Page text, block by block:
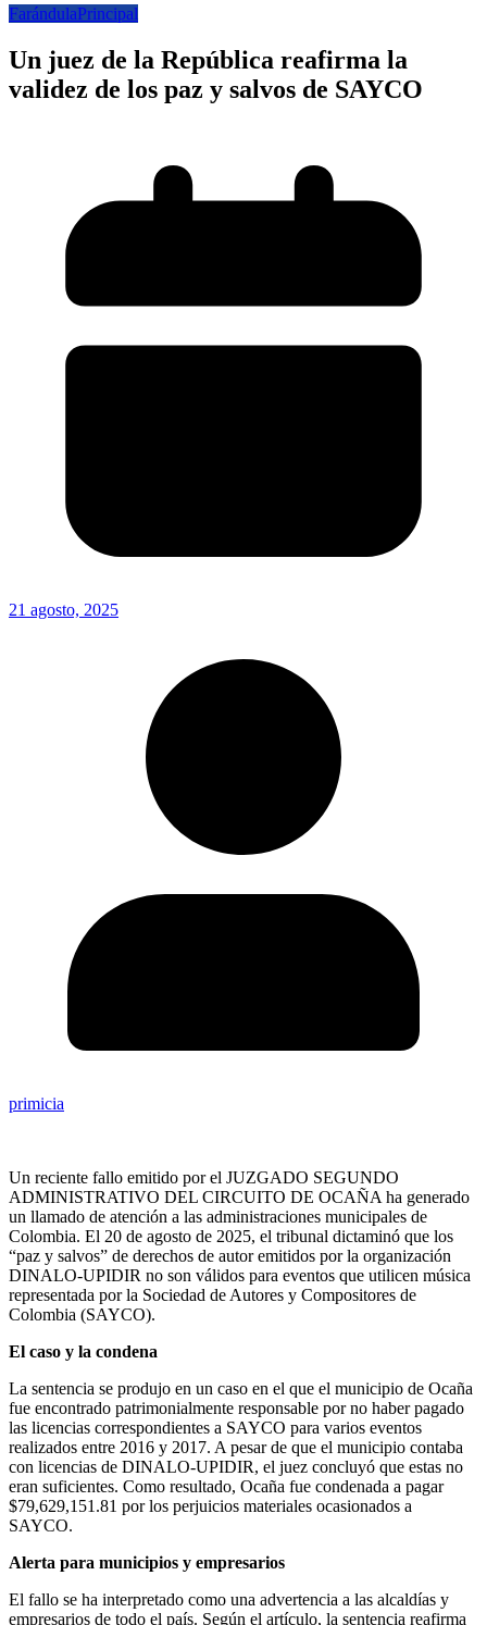
FarándulaPrincipal
Un juez de la República reafirma la
validez de los paz y salvos de SAYCO
21 agosto, 2025
primicia
Un reciente fallo emitido por el JUZGADO SEGUNDO
ADMINISTRATIVO DEL CIRCUITO DE OCAÑA ha generado
un llamado de atención a las administraciones municipales de
Colombia. El 20 de agosto de 2025, el tribunal dictaminó que los
“paz y salvos” de derechos de autor emitidos por la organización
DINALO-UPIDIR no son válidos para eventos que utilicen música
representada por la Sociedad de Autores y Compositores de
Colombia (SAYCO).
El caso y la condena
La sentencia se produjo en un caso en el que el municipio de Ocaña
fue encontrado patrimonialmente responsable por no haber pagado
las licencias correspondientes a SAYCO para varios eventos
realizados entre 2016 y 2017. A pesar de que el municipio contaba
con licencias de DINALO-UPIDIR, el juez concluyó que estas no
eran suficientes. Como resultado, Ocaña fue condenada a pagar
$79,629,151.81 por los perjuicios materiales ocasionados a
SAYCO.
Alerta para municipios y empresarios
El fallo se ha interpretado como una advertencia a las alcaldías y
empresarios de todo el país. Según el artículo, la sentencia reafirma